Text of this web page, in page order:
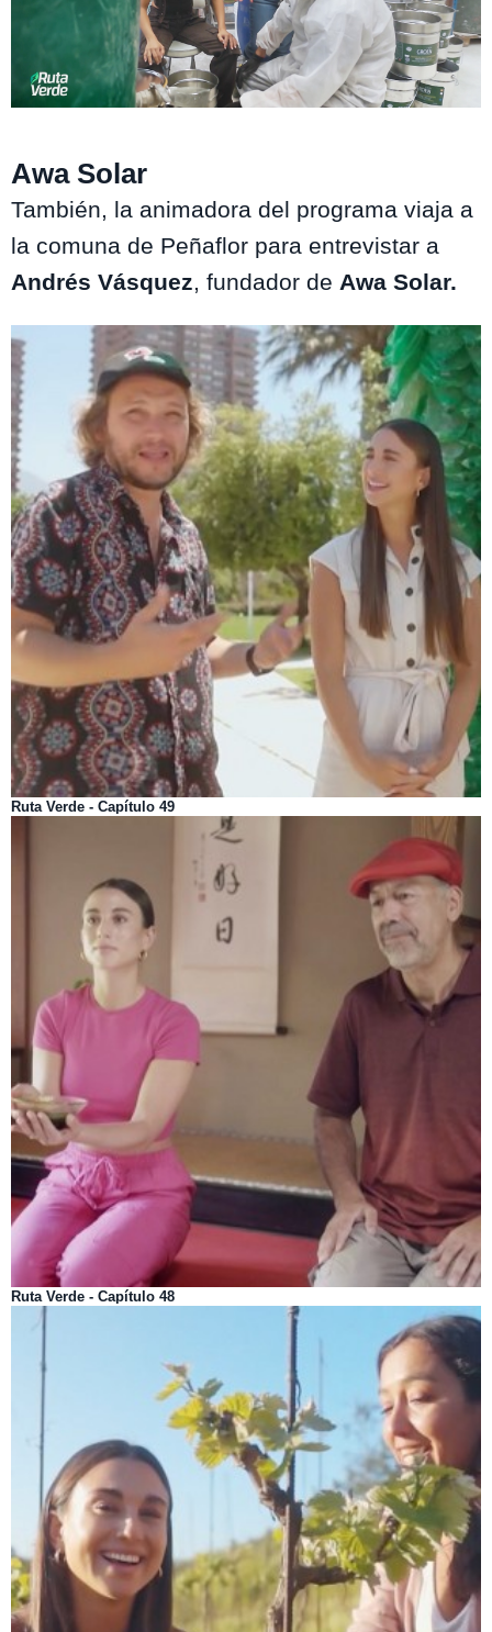
Awa Solar
También, la animadora del programa viaja a
la comuna de Peñaflor para entrevistar a
Andrés Vásquez, fundador de Awa Solar.
Ruta Verde - Capítulo 49
Ruta Verde - Capítulo 48